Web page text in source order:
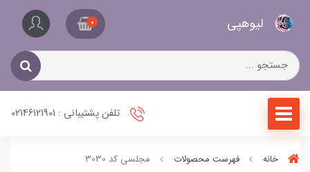
لیو‌هپی 0
تلفن پشتیبانی : 02146121901
خانه فهرست محصولات مجلسی کد 3030